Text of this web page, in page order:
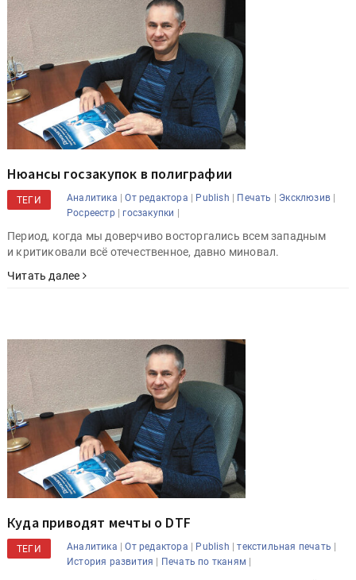
Нюансы госзакупок в полиграфии
ТЕГИ Аналитика |От редактора | Publish | Печать | Эксклюзив |
Росреестр| госзакупки |
Период, когда мы доверчиво восторгались всем западным
и критиковали всё отечественное, давно миновал.
Читать далее
Куда приводят мечты о DTF
ТЕГИ Аналитика |От редактора | Publish |текстильная печать |
История развития | Печать по тканям |